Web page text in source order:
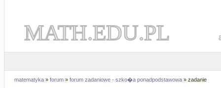
MATH.EDU.PL
matematyka » forum » forum zadaniowe - szko�a ponadpodstawowa » zadanie